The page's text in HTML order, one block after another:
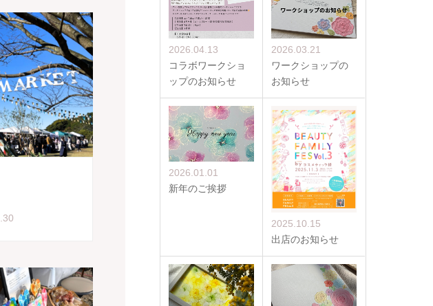
2026.04.13
コラボワークショ
ップのお知らせ
2026.03.21
ワークショップの
お知らせ
2026.01.01
新年のご挨拶
2025.10.15
出店のお知らせ